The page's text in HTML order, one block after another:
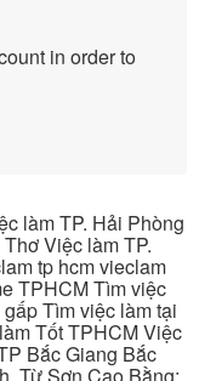
in order to
làm TP. Hải Phòng
Việc làm TP.
tp hcm vieclam
TPHCM Tìm việc
Tìm việc làm tại
Tốt TPHCM Việc
Bắc Giang Bắc
Từ Sơn Cao Bằng: